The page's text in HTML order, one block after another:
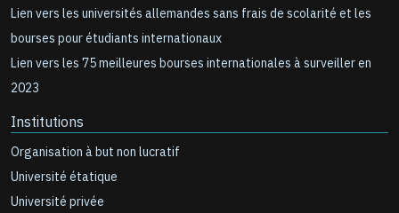
Lien vers les universités allemandes sans frais de scolarité et les
bourses pour étudiants internationaux
Lien vers les 75 meilleures bourses internationales à surveiller en
2023
Institutions
Organisation à but non lucratif
Université étatique
Université privée